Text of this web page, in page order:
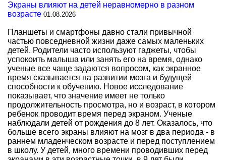
Экраны влияют на детей неравномерно в разном
возрасте 01.08.2026
Планшеты и смартфоны давно стали привычной
частью повседневной жизни даже самых маленьких
детей. Родители часто используют гаджеты, чтобы
успокоить малыша или занять его на время, однако
ученые все чаще задаются вопросом, как экранное
время сказывается на развитии мозга и будущей
способности к обучению. Новое исследование
показывает, что значение имеет не только
продолжительность просмотра, но и возраст, в котором
ребенок проводит время перед экраном. Ученые
наблюдали детей от рождения до 8 лет. Оказалось, что
больше всего экраны влияют на мозг в два периода - в
раннем младенческом возрасте и перед поступлением
в школу. У детей, много времени проводивших перед